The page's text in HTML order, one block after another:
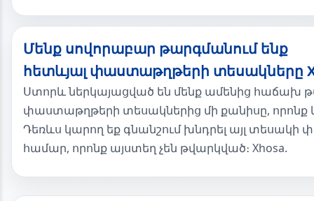
Մենք սովորաբար թարգմանում ենք
հետևյալ փաստաթղթերի տեսակները
Ստորև ներկայացված են մենք ամենից հաճախ
փաստաթղթերի տեսակներից մի քանիսը, որոնք
Դեռևս կարող եք գնանշում խնդրել այլ
համար, որոնք այստեղ չեն թվարկված։ Xhosa.